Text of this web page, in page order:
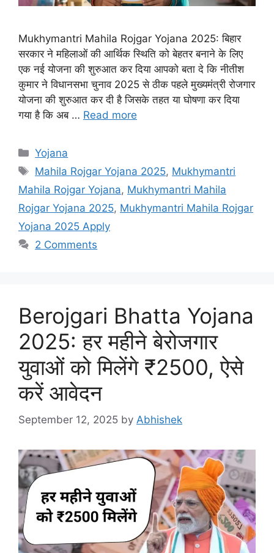
Mukhymantri Mahila Rojgar Yojana 2025: बिहार
सरकार ने महिलाओं की आर्थिक स्थिति को बेहतर बनाने के लिए
एक नई योजना की शुरुआत कर दिया आपको बता दे कि नीतीश
कुमार ने विधानसभा चुनाव 2025 से ठीक पहले मुख्यमंत्री रोजगार
योजना की शुरुआत कर दी है जिसके तहत या घोषणा कर दिया
गया है कि अब … Read more
Categories
Yojana
Tags
Mahila Rojgar Yojana 2025, Mukhymantri
Mahila Rojgar Yojana, Mukhymantri Mahila
Rojgar Yojana 2025, Mukhymantri Mahila Rojgar
Yojana 2025 Apply
2 Comments
Berojgari Bhatta Yojana
2025: हर महीने बेरोजगार
युवाओं को मिलेंगे ₹2500, ऐसे
करें आवेदन
September 12, 2025 by Abhishek